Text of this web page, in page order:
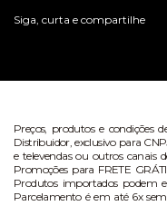
Siga, curta e compartilhe
Preços, produtos e condições
Distribuidor, exclusivo para
e televendas ou outros canais
Promoções para FRETE
Produtos importados podem
Parcelamento é em até 6x